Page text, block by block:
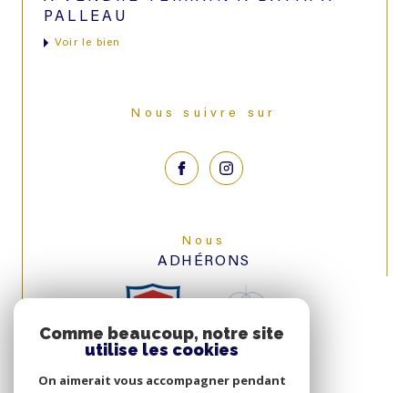
PALLEAU
voir le bien
Nous suivre sur
Nous
ADHÉRONS
Comme beaucoup, notre site
utilise les cookies
On aimerait vous accompagner pendant